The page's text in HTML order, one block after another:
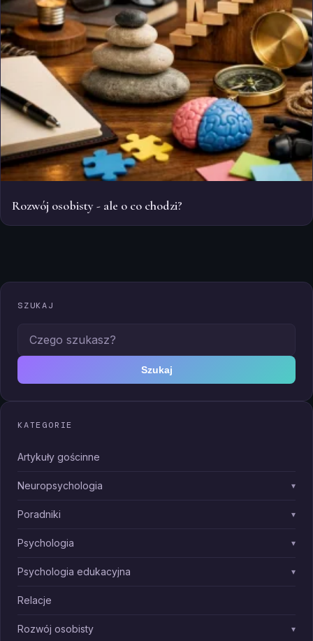
Rozwój osobisty - ale o co chodzi?
SZUKAJ
Szukaj
KATEGORIE
Artykuły gościnne
Neuropsychologia ▾
Poradniki ▾
Psychologia ▾
Psychologia edukacyjna ▾
Relacje
Rozwój osobisty ▾